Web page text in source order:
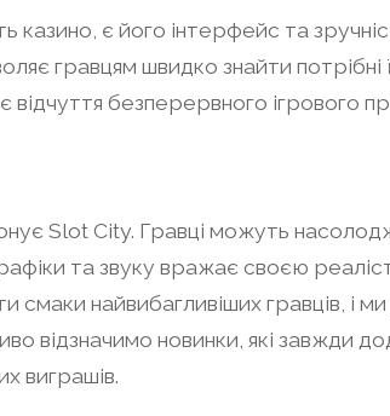
казино, є його інтерфейс та
гравцям швидко знайти
безперервного ігрового
Slot City. Гравці можуть
графіки та звуку вражає своєю
найвибагливіших гравців, і
відзначимо новинки, які завжди
виграшів.